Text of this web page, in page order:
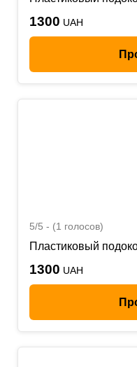
1300 UAH
5/5 - (1 голосов)
Пластиковый
1300 UAH